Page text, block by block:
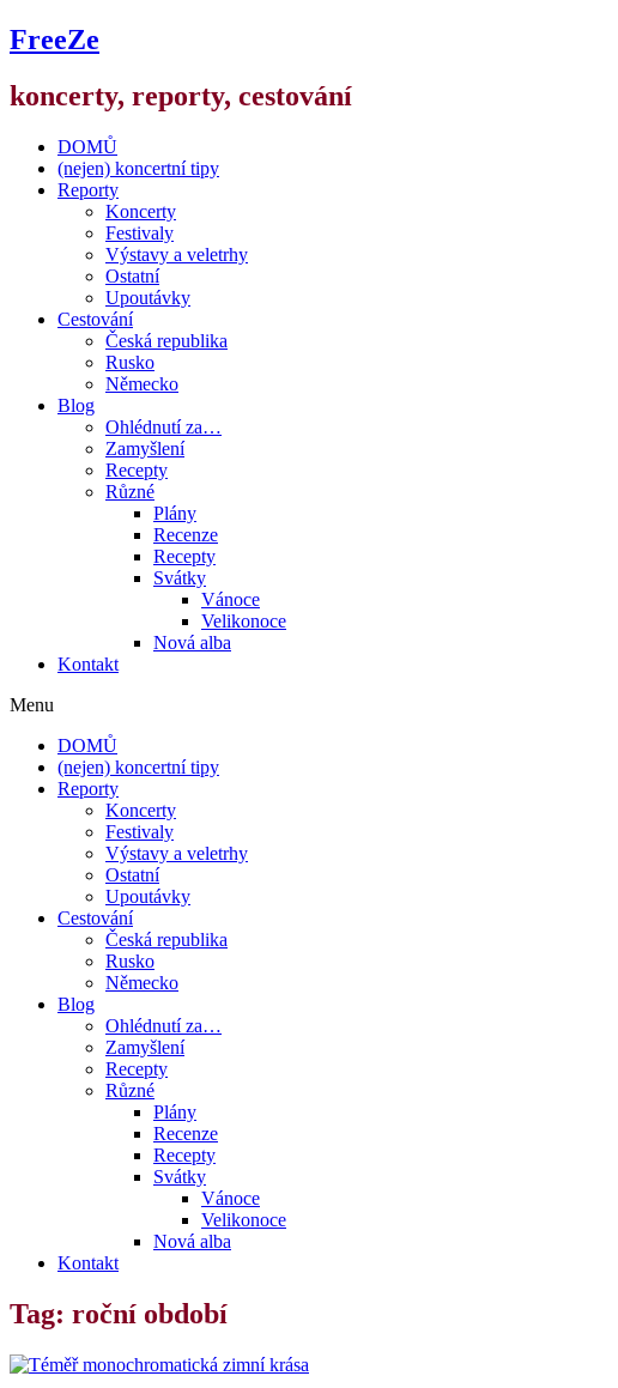
FreeZe
koncerty, reporty, cestování
DOMŮ
(nejen) koncertní tipy
Reporty
Koncerty
Festivaly
Výstavy a veletrhy
Ostatní
Upoutávky
Cestování
Česká republika
Rusko
Německo
Blog
Ohlédnutí za…
Zamyšlení
Recepty
Různé
Plány
Recenze
Recepty
Svátky
Vánoce
Velikonoce
Nová alba
Kontakt
Menu
DOMŮ
(nejen) koncertní tipy
Reporty
Koncerty
Festivaly
Výstavy a veletrhy
Ostatní
Upoutávky
Cestování
Česká republika
Rusko
Německo
Blog
Ohlédnutí za…
Zamyšlení
Recepty
Různé
Plány
Recenze
Recepty
Svátky
Vánoce
Velikonoce
Nová alba
Kontakt
Tag: roční období